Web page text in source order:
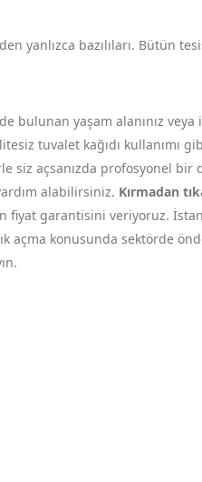
yanlızca bazılıları. Bütün
bulunan yaşam alanınız
tuvalet kağıdı kullanımı
siz açsanızda profosyonel bir
alabilirsiniz. Kırmadan
fiyat garantisini veriyoruz.
açma konusunda sektörde